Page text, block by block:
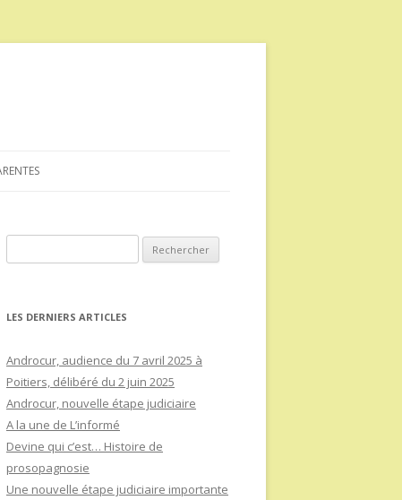
LES DERNIERS ARTICLES
Androcur, audience du 7 avril 2025 à
Poitiers, délibéré du 2 juin 2025
Androcur, nouvelle étape judiciaire
A la une de L’informé
Devine qui c’est… Histoire de
prosopagnosie
Une nouvelle étape judiciaire importante